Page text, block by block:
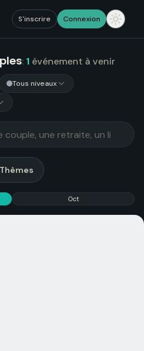
S'inscrire Connexion
: 1 événement à venir
Tous niveaux
Thèmes
Oct